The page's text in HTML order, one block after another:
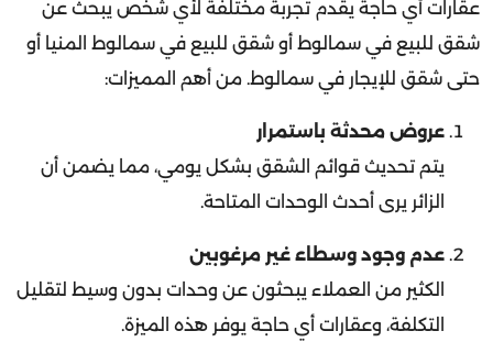
شقق للبيع في سمالوط أو شقق للبيع في سمالوط المنيا أو
حتى شقق للإيجار في سمالوط. من أهم المميزات:
يتم تحديث قوائم الشقق بشكل يومي، مما يضمن أن
الزائر يرى أحدث الوحدات المتاحة.
الكثير من العملاء يبحثون عن وحدات بدون وسيط لتقليل
التكلفة، وعقارات أي حاجة يوفر هذه الميزة.